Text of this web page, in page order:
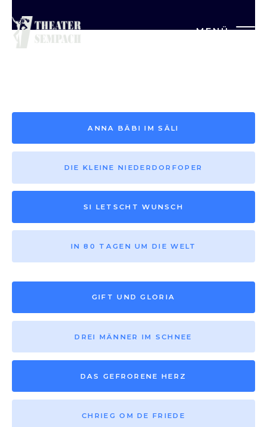
MENÜ
Saison vor 2013
ANNA BÄBI IM SÄLI
DIE KLEINE NIEDERDORFOPER
SI LETSCHT WUNSCH
IN 80 TAGEN UM DIE WELT
GIFT UND GLORIA
DREI MÄNNER IM SCHNEE
DAS GEFRORENE HERZ
CHRIEG OM DE FRIEDE